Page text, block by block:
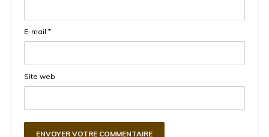
E-mail *
Site web